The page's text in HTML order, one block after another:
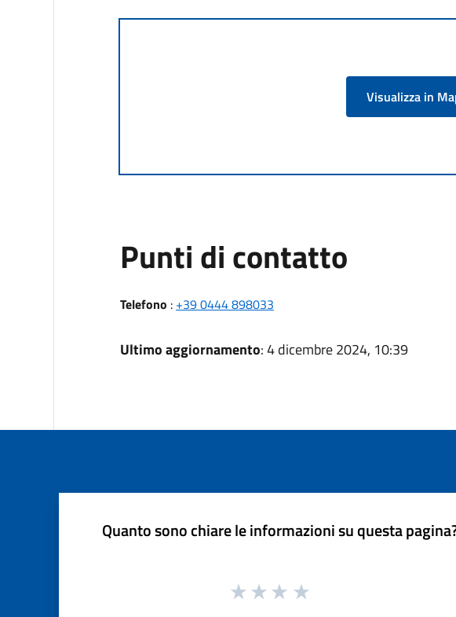
Visualizza in
Punti di contatto
Telefono : +39 0444 898033
Ultimo aggiornamento: 4 dicembre 2024, 10:39
Quanto sono chiare le informazioni su questa